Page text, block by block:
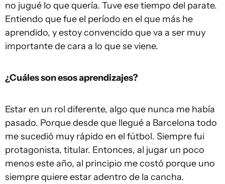
no jugué lo que quería. Tuve ese tiempo del parate.
Entiendo que fue el período en el que más he
aprendido, y estoy convencido que va a ser muy
importante de cara a lo que se viene.
¿Cuáles son esos aprendizajes?
Estar en un rol diferente, algo que nunca me había
pasado. Porque desde que llegué a Barcelona todo
me sucedió muy rápido en el fútbol. Siempre fui
protagonista, titular. Entonces, al jugar un poco
menos este año, al principio me costó porque uno
siempre quiere estar adentro de la cancha.